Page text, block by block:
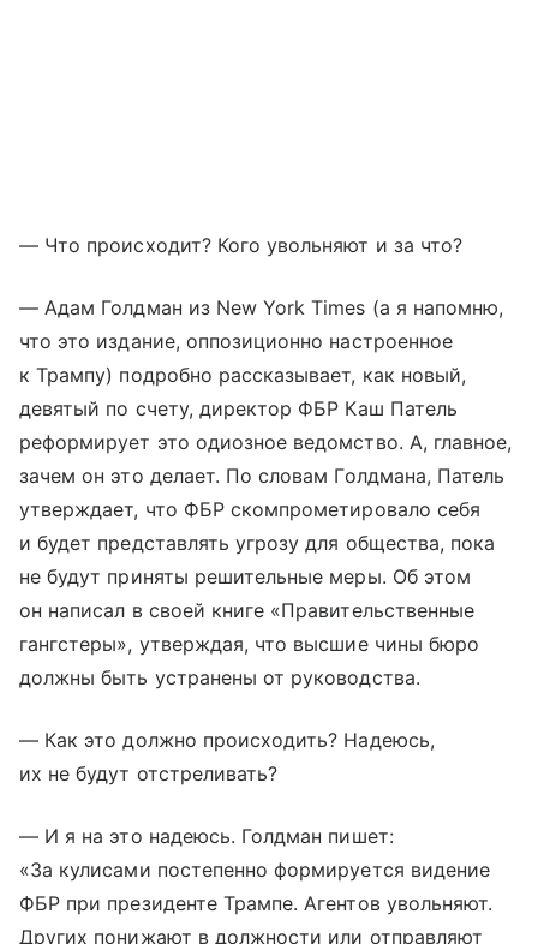
— Что происходит? Кого увольняют и за что?
— Адам Голдман из New York Times (а я напомню,
что это издание, оппозиционно настроенное
к Трампу) подробно рассказывает, как новый,
девятый по счету, директор ФБР Каш Патель
реформирует это одиозное ведомство. А, главное,
зачем он это делает. По словам Голдмана, Патель
утверждает, что ФБР скомпрометировало себя
и будет представлять угрозу для общества, пока
не будут приняты решительные меры. Об этом
он написал в своей книге «Правительственные
гангстеры», утверждая, что высшие чины бюро
должны быть устранены от руководства.
— Как это должно происходить? Надеюсь,
их не будут отстреливать?
— И я на это надеюсь. Голдман пишет:
«За кулисами постепенно формируется видение
ФБР при президенте Трампе. Агентов увольняют.
Других понижают в должности или отправляют